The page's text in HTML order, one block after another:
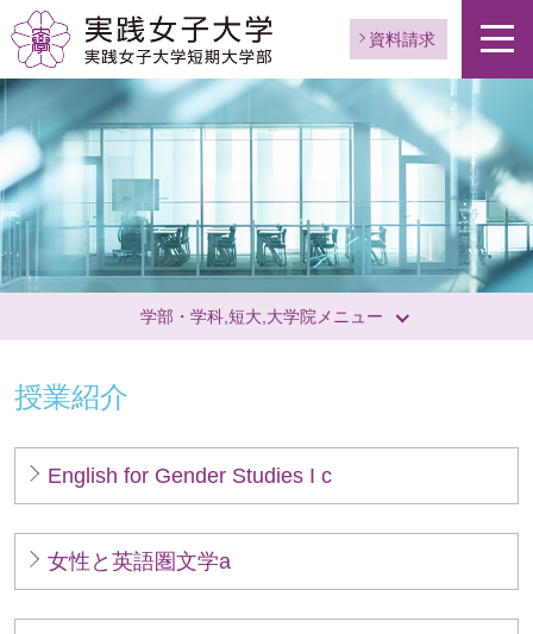
資料請求
学部・学科,短大,大学院メニュー
授業紹介
English for Gender Studies I c
女性と英語圏文学a
ペ
ー
ジ
へ